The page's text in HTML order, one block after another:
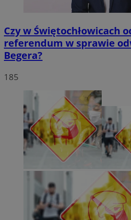
Czy w Świętochłowicach
referendum w sprawie
Begera?
185